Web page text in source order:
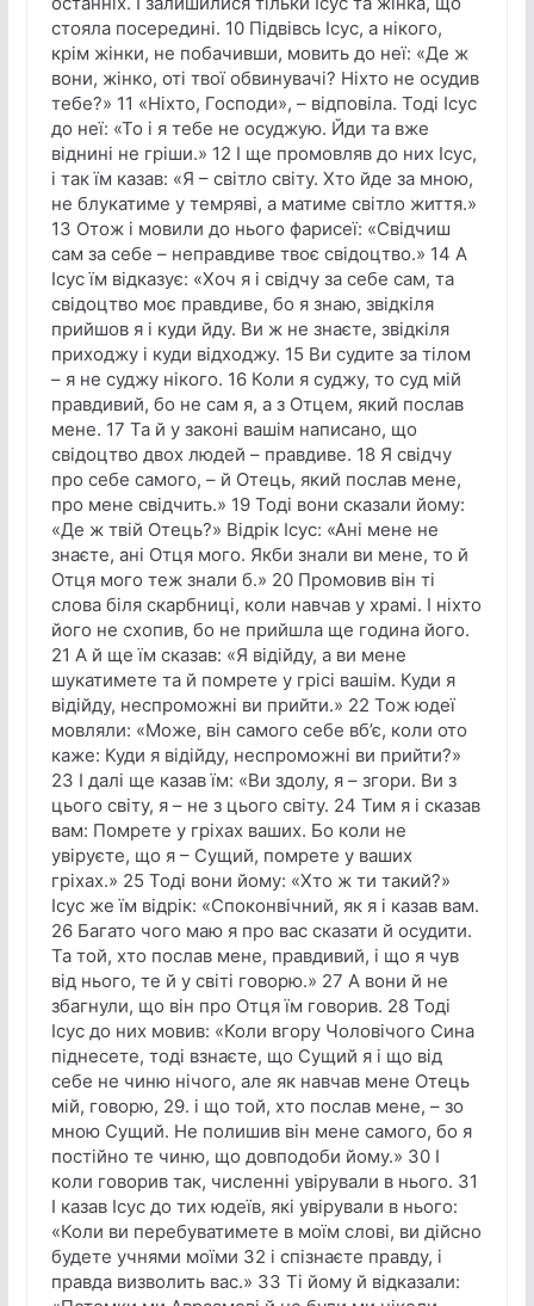
стояла посередині. 10 Підвівсь Ісус, а нікого,
крім жінки, не побачивши, мовить до неї: «Де ж
вони, жінко, оті твої обвинувачі? Ніхто не осудив
тебе?» 11 «Ніхто, Господи», – відповіла. Тоді Ісус
до неї: «То і я тебе не осуджую. Йди та вже
віднині не гріши.» 12 І ще промовляв до них Ісус,
і так їм казав: «Я – світло світу. Хто йде за мною,
не блукатиме у темряві, а матиме світло життя.»
13 Отож і мовили до нього фарисеї: «Свідчиш
сам за себе – неправдиве твоє свідоцтво.» 14 А
Ісус їм відказує: «Хоч я і свідчу за себе сам, та
свідоцтво моє правдиве, бо я знаю, звідкіля
прийшов я і куди йду. Ви ж не знаєте, звідкіля
приходжу і куди відходжу. 15 Ви судите за тілом
– я не суджу нікого. 16 Коли я суджу, то суд мій
правдивий, бо не сам я, а з Отцем, який послав
мене. 17 Та й у законі вашім написано, що
свідоцтво двох людей – правдиве. 18 Я свідчу
про себе самого, – й Отець, який послав мене,
про мене свідчить.» 19 Тоді вони сказали йому:
«Де ж твій Отець?» Відрік Ісус: «Ані мене не
знаєте, ані Отця мого. Якби знали ви мене, то й
Отця мого теж знали б.» 20 Промовив він ті
слова біля скарбниці, коли навчав у храмі. І ніхто
його не схопив, бо не прийшла ще година його.
21 А й ще їм сказав: «Я відійду, а ви мене
шукатимете та й помрете у грісі вашім. Куди я
відійду, неспроможні ви прийти.» 22 Тож юдеї
мовляли: «Може, він самого себе вб’є, коли ото
каже: Куди я відійду, неспроможні ви прийти?»
23 І далі ще казав їм: «Ви здолу, я – згори. Ви з
цього світу, я – не з цього світу. 24 Тим я і сказав
вам: Помрете у гріхах ваших. Бо коли не
увіруєте, що я – Сущий, помрете у ваших
гріхах.» 25 Тоді вони йому: «Хто ж ти такий?»
Ісус же їм відрік: «Споконвічний, як я і казав вам.
26 Багато чого маю я про вас сказати й осудити.
Та той, хто послав мене, правдивий, і що я чув
від нього, те й у світі говорю.» 27 А вони й не
збагнули, що він про Отця їм говорив. 28 Тоді
Ісус до них мовив: «Коли вгору Чоловічого Сина
піднесете, тоді взнаєте, що Сущий я і що від
себе не чиню нічого, але як навчав мене Отець
мій, говорю, 29. і що той, хто послав мене, – зо
мною Сущий. Не полишив він мене самого, бо я
постійно те чиню, що довподоби йому.» 30 І
коли говорив так, численні увірували в нього. 31
І казав Ісус до тих юдеїв, які увірували в нього:
«Коли ви перебуватимете в моїм слові, ви дійсно
будете учнями моїми 32 і спізнаєте правду, і
правда визволить вас.» 33 Ті йому й відказали: